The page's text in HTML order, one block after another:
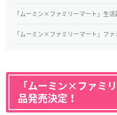
「ムーミン×ファミリーマート」生活
「ムーミン×ファミリーマート」ファ
「ムーミン×ファミ
品発売決定！